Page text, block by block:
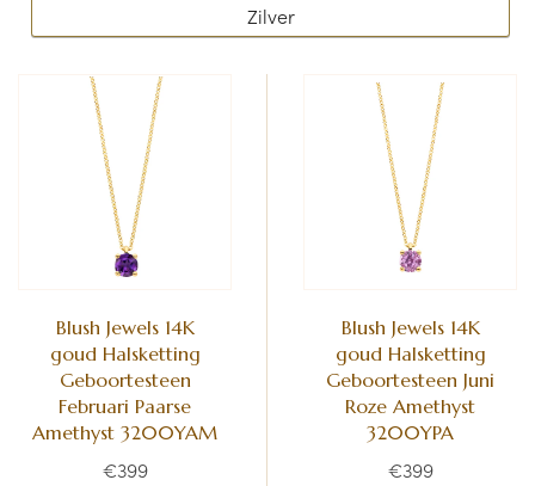
Zilver
Blush Jewels 14K
goud Halsketting
Geboortesteen
Februari Paarse
Amethyst 3200YAM
€399
Blush Jewels 14K
goud Halsketting
Geboortesteen Juni
Roze Amethyst
3200YPA
€399